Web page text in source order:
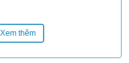
Xem thêm